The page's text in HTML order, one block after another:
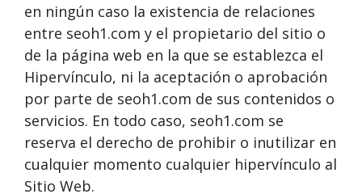
en ningún caso la existencia de relaciones
entre seoh1.com y el propietario del sitio o
de la página web en la que se establezca el
Hipervínculo, ni la aceptación o aprobación
por parte de seoh1.com de sus contenidos o
servicios. En todo caso, seoh1.com se
reserva el derecho de prohibir o inutilizar en
cualquier momento cualquier hipervínculo al
Sitio Web.